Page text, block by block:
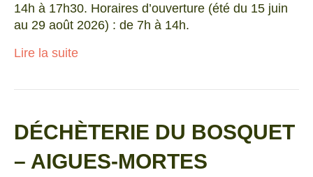
14h à 17h30. Horaires d’ouverture (été du 15 juin
au 29 août 2026) : de 7h à 14h.
Lire la suite
DÉCHÈTERIE DU BOSQUET
– AIGUES-MORTES